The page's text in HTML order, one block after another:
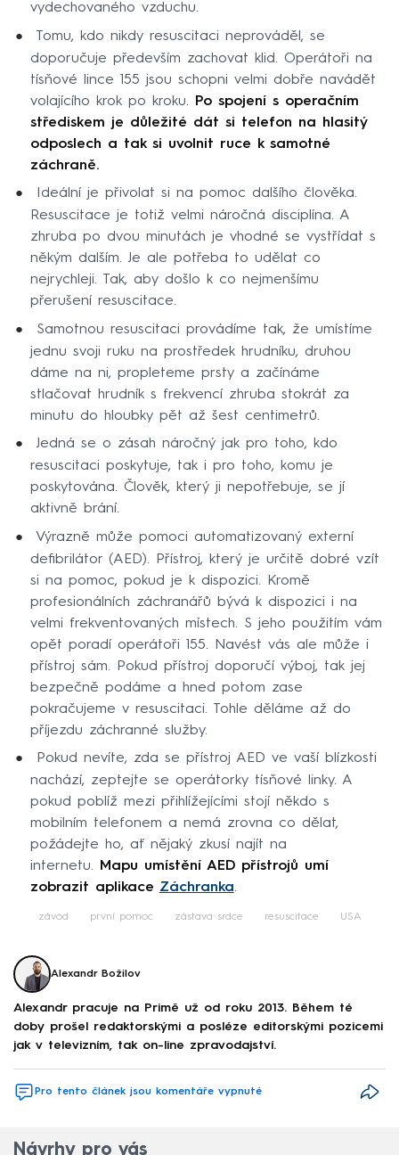
vydechovaného vzduchu.
Tomu, kdo nikdy resuscitaci neprováděl, se
doporučuje především zachovat klid. Operátoři na
tísňové lince 155 jsou schopni velmi dobře navádět
volajícího krok po kroku.
Po spojení s operačním
střediskem je důležité dát si telefon na hlasitý
odposlech a tak si uvolnit ruce k samotné
záchraně.
Ideální je přivolat si na pomoc dalšího člověka.
Resuscitace je totiž velmi náročná disciplína. A
zhruba po dvou minutách je vhodné se vystřídat s
někým dalším. Je ale potřeba to udělat co
nejrychleji. Tak, aby došlo k co nejmenšímu
přerušení resuscitace.
Samotnou resuscitaci provádíme tak, že umístíme
jednu svoji ruku na prostředek hrudníku, druhou
dáme na ni, propleteme prsty a začínáme
stlačovat hrudník s frekvencí zhruba stokrát za
minutu do hloubky pět až šest centimetrů.
Jedná se o zásah náročný jak pro toho, kdo
resuscitaci poskytuje, tak i pro toho, komu je
poskytována. Člověk, který ji nepotřebuje, se jí
aktivně brání.
Výrazně může pomoci automatizovaný externí
defibrilátor (AED). Přístroj, který je určitě dobré vzít
si na pomoc, pokud je k dispozici. Kromě
profesionálních záchranářů bývá k dispozici i na
velmi frekventovaných místech. S jeho použitím vám
opět poradí operátoři 155. Navést vás ale může i
přístroj sám. Pokud přístroj doporučí výboj, tak jej
bezpečně podáme a hned potom zase
pokračujeme v resuscitaci. Tohle děláme až do
příjezdu záchranné služby.
Pokud nevíte, zda se přístroj AED ve vaší blízkosti
nachází, zeptejte se operátorky tísňové linky. A
pokud poblíž mezi přihlížejícími stojí někdo s
mobilním telefonem a nemá zrovna co dělat,
požádejte ho, ať nějaký zkusí najít na
internetu. Mapu umístění AED přístrojů umí
zobrazit aplikace Záchranka.
závod první pomoc zástava srdce resuscitace USA
Alexandr Božilov
Alexandr pracuje na Primě už od roku 2013. Během té
doby prošel redaktorskými a posléze editorskými pozicemi
jak v televizním, tak on-line zpravodajství.
Pro tento článek jsou komentáře vypnuté
Návrhy pro vás